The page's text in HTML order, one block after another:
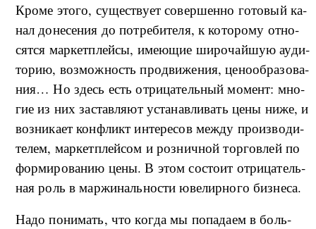
Кро­ме это­го, су­ще­ству­ет со­вер­шен­но го­то­вый ка­
нал до­не­се­ния до по­тре­би­те­ля, к ко­то­ро­му от­но­
сят­ся мар­кет­плей­сы, име­ю­щие ши­ро­чай­шую ауди­
то­рию, воз­мо­ж­ность про­дви­же­ния, це­но­об­ра­зо­ва­
ни­я… Но здесь есть от­ри­ца­тель­ный мо­мент: мно­
гие из них за­став­ля­ют уста­нав­ли­вать це­ны ни­же, и
воз­ни­ка­ет кон­фликт ин­те­ре­сов ме­ж­ду про­из­во­ди­
те­лем, мар­кет­плей­сом и роз­ни­ч­ной тор­го­в­лей по
фор­ми­ро­ва­нию це­ны. В этом со­сто­ит от­ри­ца­тель­
ная роль в мар­жи­наль­но­сти юве­ли­р­но­го биз­не­са.
На­до по­ни­мать, что ко­г­да мы по­па­да­ем в боль­